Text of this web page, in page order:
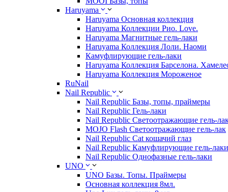
Haruyama
Haruyama Основная коллекция
Haruyama Коллекции Рио. Love.
Haruyama Магнитные гель-лаки
Haruyama Коллекция Лоли. Наоми
Камуфлирующие гель-лаки
Haruyama Коллекция Барселона.
Haruyama Коллекция Мороженое
RuNail
Nail Republic
Nail Republic Базы, топы, праймеры
Nail Republic Гель-лаки
Nail Republic Светоотражающие гель-
MOJO Flash Светоотражающие гель-лак
Nail Republic Cat кошачий глаз
Nail Republic Камуфлирующие гель-лаки
Nail Republic Однофазные гель-лаки
UNO
UNO Базы. Топы. Праймеры
Основная коллекция 8мл.